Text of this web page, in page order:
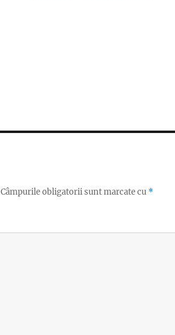
Câmpurile obligatorii sunt marcate cu *